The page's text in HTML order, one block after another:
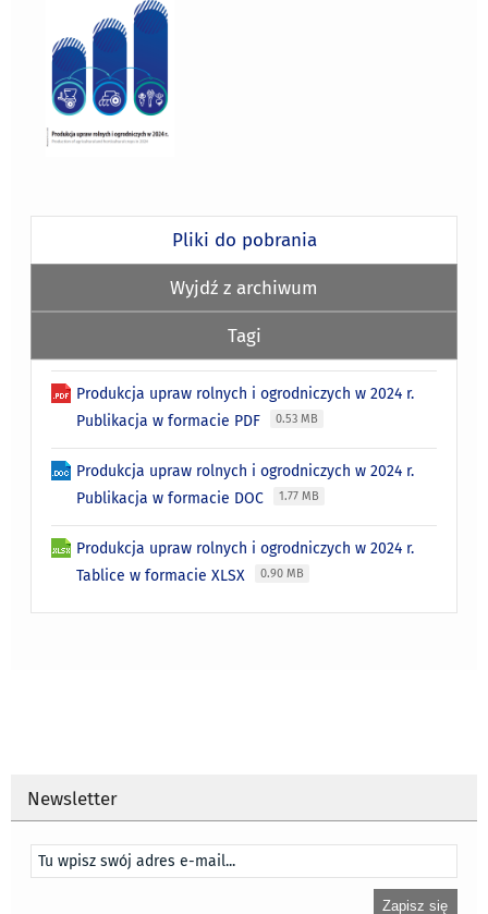
Pliki do pobrania
Wyjdź z archiwum
Tagi
Produkcja upraw rolnych i ogrodniczych w 2024 r.
Publikacja w formacie PDF
0.53 MB
Produkcja upraw rolnych i ogrodniczych w 2024 r.
Publikacja w formacie DOC
1.77 MB
Produkcja upraw rolnych i ogrodniczych w 2024 r.
Tablice w formacie XLSX
0.90 MB
Newsletter